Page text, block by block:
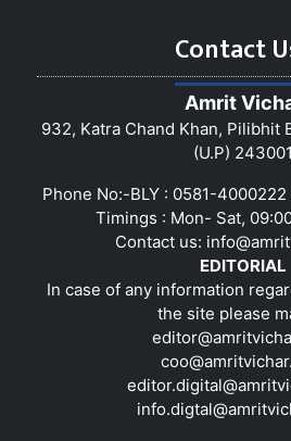
Contact
Amrit
932, Katra Chand Khan, Pilibhit
(U.P) 243001
Phone No:-BLY : 0581-4000222
Timings : Mon- Sat,
Contact us:
EDITORIAL
In case of any information
the site please